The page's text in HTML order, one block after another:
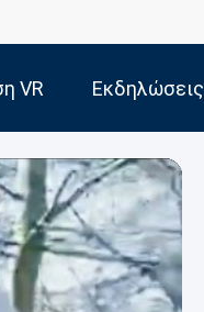
VR Εκδηλώσεις